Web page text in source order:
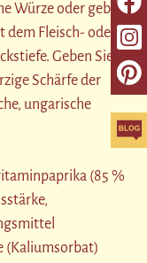
Würze oder geben
dem Fleisch- oder
Geben Sie es
Schärfe der
ungarische
(85 %
(Kaliumsorbat)